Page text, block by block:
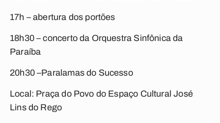
17h – abertura dos portões
18h30 – concerto da Orquestra Sinfônica da
Paraíba
20h30 –Paralamas do Sucesso
Local: Praça do Povo do Espaço Cultural José
Lins do Rego